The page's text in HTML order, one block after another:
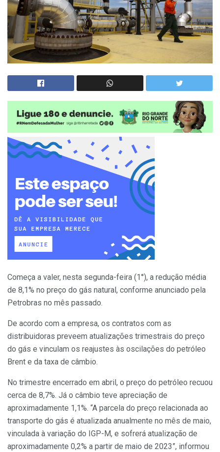
Começa a valer, nesta segunda-feira (1°), a redução média
de 8,1% no preço do gás natural, conforme anunciado pela
Petrobras no mês passado.
De acordo com a empresa, os contratos com as
distribuidoras preveem atualizações trimestrais do preço
do gás e vinculam os reajustes às oscilações do petróleo
Brent e da taxa de câmbio.
No trimestre encerrado em abril, o preço do petróleo recuou
cerca de 8,7%. Já o câmbio teve apreciação de
aproximadamente 1,1%. “A parcela do preço relacionada ao
transporte do gás é atualizada anualmente no mês de maio,
vinculada à variação do IGP-M, e sofrerá atualização de
aproximadamente 0,2% a partir de maio de 2023”, informou